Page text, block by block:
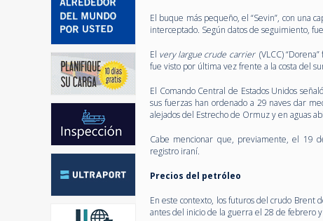
El buque más pequeño, el “Sevin”, con una
interceptado. Según datos de seguimiento,
El very largue crude carrier (VLCC)
fue visto por última vez frente a la costa del
El Comando Central de Estados Unidos
sus fuerzas han ordenado a 29 naves dar
alejados del Estrecho de Ormuz y en aguas
Cabe mencionar que, previamente, el 19
registro iraní.
Precios del petróleo
En este contexto, los futuros del crudo Brent
antes del inicio de la guerra el 28 de febrero